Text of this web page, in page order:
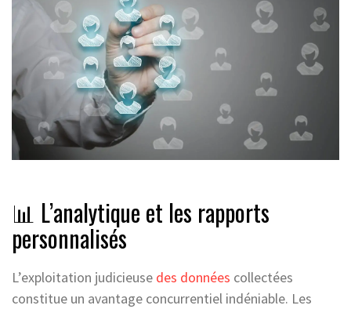
📊 L’analytique et les rapports
personnalisés
L’exploitation judicieuse des données collectées
constitue un avantage concurrentiel indéniable. Les